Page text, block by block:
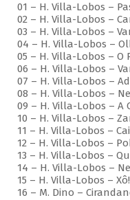
01 – H. Villa-Lobos –
02 – H. Villa-Lobos –
03 – H. Villa-Lobos –
04 – H. Villa-Lobos –
05 – H. Villa-Lobos –
06 – H. Villa-Lobos –
07 – H. Villa-Lobos –
08 – H. Villa-Lobos –
09 – H. Villa-Lobos – A
10 – H. Villa-Lobos –
11 – H. Villa-Lobos –
12 – H. Villa-Lobos –
13 – H. Villa-Lobos –
14 – H. Villa-Lobos –
15 – H. Villa-Lobos –
16 – M. Dino –